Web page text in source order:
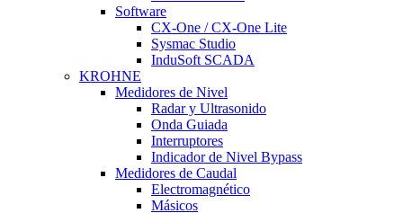
Software
CX-One / CX-One Lite
Sysmac Studio
InduSoft SCADA
KROHNE
Medidores de Nivel
Radar y Ultrasonido
Onda Guiada
Interruptores
Indicador de Nivel Bypass
Medidores de Caudal
Electromagnético
Másicos